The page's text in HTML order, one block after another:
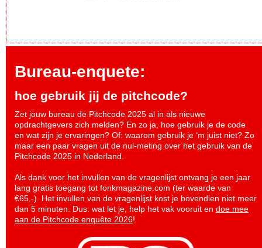
Bureau-enquete:
hoe gebruik jij de pitchcode?
Zet jouw bureau de Pitchcode 2025 al in als nieuwe
opdrachtgevers zich melden? En zo ja, hoe gebruik je de code
en wat zijn je ervaringen? Of: waarom gebruik je ‘m juist niet? Zo
maar een paar vragen uit de nul-meting over het gebruik van de
Pitchcode 2025 in Nederland.
Als dank voor het invullen van de vragenlijst ontvang je een jaar
lang gratis toegang tot fonkmagazine.com (ter waarde van
€65,-). Het invullen van de vragenlijst kost je bovendien niet meer
dan 5 minuten. Dus: wat let je, help het vak vooruit en doe mee
aan de Pitchcode enquête 2026!